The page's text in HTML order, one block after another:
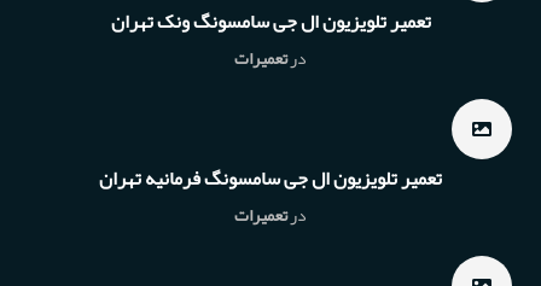
تعمیر تلویزیون ال جی سامسونگ ونک تهران
درتعمیرات
تعمیر تلویزیون ال جی سامسونگ فرمانیه تهران
درتعمیرات